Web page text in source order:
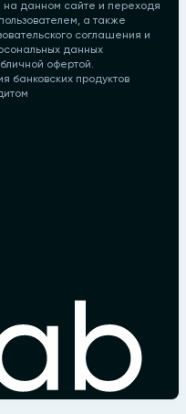
данном сайте и переходя
а также
соглашения и
данных
офертой.
банковских продуктов